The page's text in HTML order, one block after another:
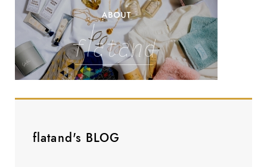
flatand's BLOG